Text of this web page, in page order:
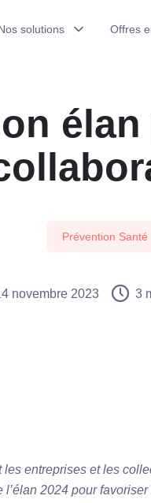
Découvrir
solutions Offres
2024. Le bon élan pour la santé des collaborateurs ?
Prévention Santé
novembre 2023 3
les entreprises et les
l’élan 2024 pour